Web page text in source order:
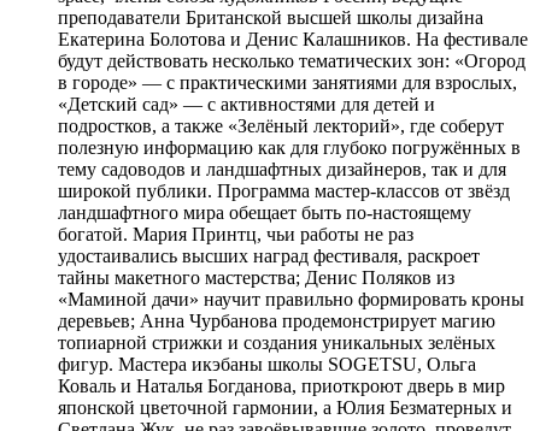
преподаватели Британской высшей школы дизайна
Екатерина Болотова и Денис Калашников. На фестивале
будут действовать несколько тематических зон: «Огород
в городе» — с практическими занятиями для взрослых,
«Детский сад» — с активностями для детей и
подростков, а также «Зелёный лекторий», где соберут
полезную информацию как для глубоко погружённых в
тему садоводов и ландшафтных дизайнеров, так и для
широкой публики. Программа мастер-классов от звёзд
ландшафтного мира обещает быть по-настоящему
богатой. Мария Принтц, чьи работы не раз
удостаивались высших наград фестиваля, раскроет
тайны макетного мастерства; Денис Поляков из
«Маминой дачи» научит правильно формировать кроны
деревьев; Анна Чурбанова продемонстрирует магию
топиарной стрижки и создания уникальных зелёных
фигур. Мастера икэбаны школы SOGETSU, Ольга
Коваль и Наталья Богданова, приоткроют дверь в мир
японской цветочной гармонии, а Юлия Безматерных и